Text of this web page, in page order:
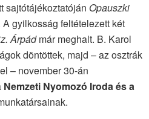
sajtótájékoztatóján Opauszki
gyilkosság feltételezett két
Árpádmár meghalt. B. Karol
döntöttek, majd – az osztrák
– november 30-án
Nemzeti Nyomozó Iroda és a